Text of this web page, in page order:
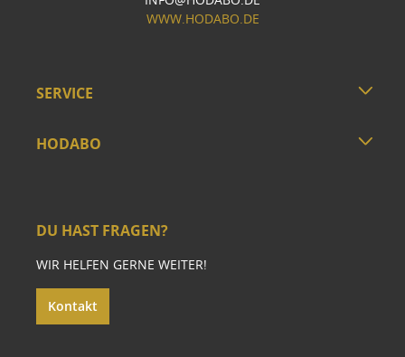
WWW.HODABO.DE
SERVICE
HODABO
DU HAST FRAGEN?
WIR HELFEN GERNE WEITER!
Kontakt